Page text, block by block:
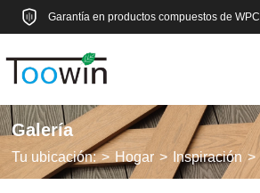
Garantía en productos compuestos de WPC
Galería
Tu ubicación: Hogar Inspiración